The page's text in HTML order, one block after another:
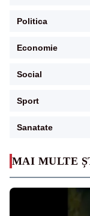
MAI MULTE
Politica
Economie
Social
Sport
Sanatate